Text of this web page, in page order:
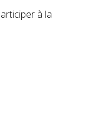
à la